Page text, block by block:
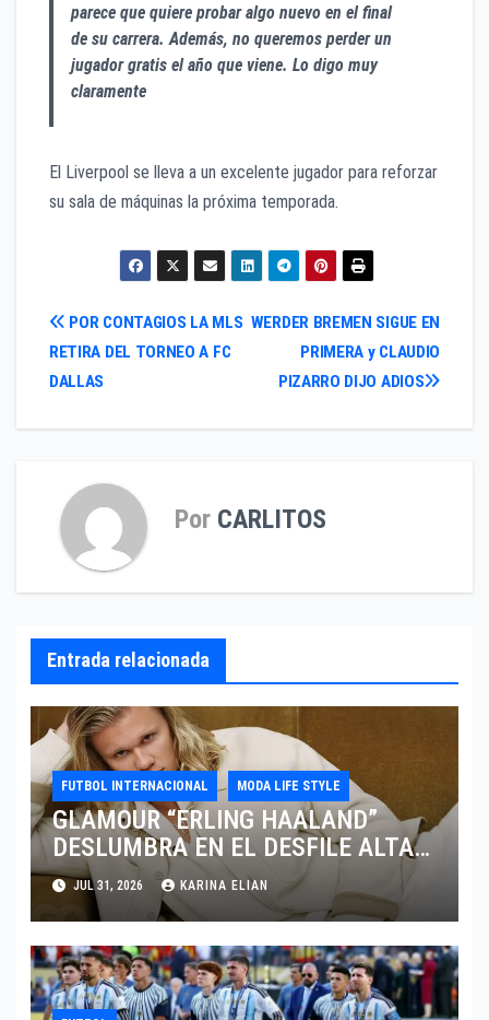
parece que quiere probar algo nuevo en el final
de su carrera. Además, no queremos perder un
jugador gratis el año que viene. Lo digo muy
claramente
El Liverpool se lleva a un excelente jugador para reforzar
su sala de máquinas la próxima temporada.
Navegación
de
WERDER BREMEN SIGUE EN
PRIMERA y CLAUDIO
PIZARRO DIJO ADIOS
POR CONTAGIOS LA MLS
RETIRA DEL TORNEO A FC
DALLAS
Por CARLITOS
Entrada relacionada
FUTBOL INTERNACIONAL MODA LIFE STYLE
GLAMOUR “ERLING HAALAND”
DESLUMBRA EN EL DESFILE ALTA
SARTORIA DE DOLCE & GABBANA
TRAS EL MUNDIAL 2026
JUL 31, 2026 KARINA ELIAN